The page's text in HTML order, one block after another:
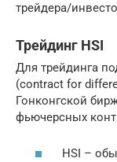
трейдера/
Трейдинг HSI
Для трейдинга
(contract for
Гонконгской
фьючерсных
HSI –